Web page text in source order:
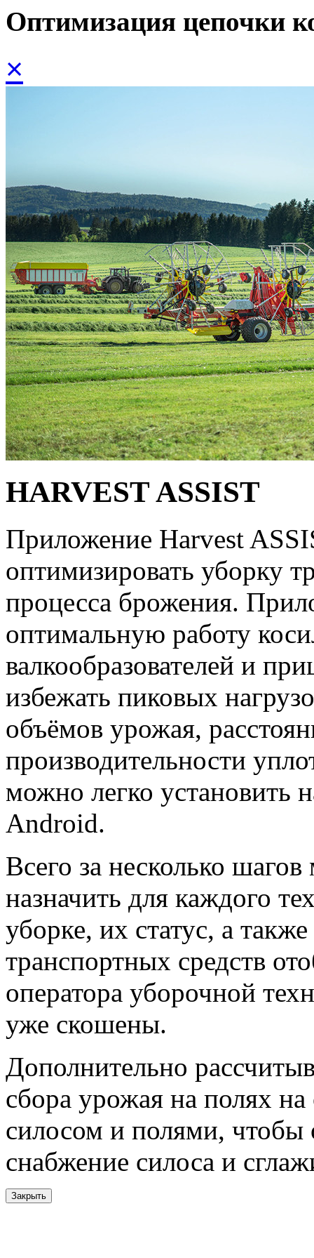
Оптимизация цепочки
×
HARVEST ASSIST
Приложение Harvest
оптимизировать уборку
процесса брожения.
оптимальную работу
валкообразователей и
избежать пиковых
объёмов урожая,
производительности
можно легко установить
Android.
Всего за несколько
назначить для каждого
уборке, их статус, а
транспортных средств
оператора уборочной
уже скошены.
Дополнительно
сбора урожая на полях
силосом и полями, чтобы
снабжение силоса и
Закрыть